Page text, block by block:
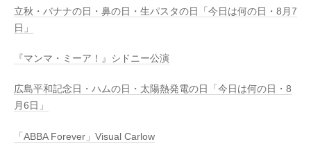
立秋・バナナの日・鼻の日・生パスタの日「今日は何の日・8月7
日」
『マンマ・ミーア！』シドニー公演
広島平和記念日・ハムの日・太陽熱発電の日「今日は何の日・8
月6日」
「ABBA Forever」Visual Carlow